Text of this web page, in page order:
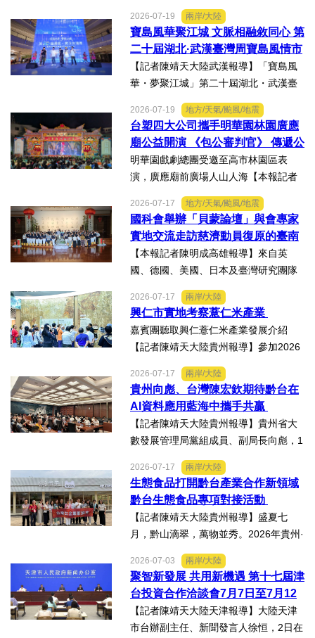
市議員李雨庭順利當選中執委。李雨庭
表示，能夠獲得黨內同志的肯定與支
持，深感榮幸，也肩負更重大的責任，
未來將秉持初心，做好黨與地...
2026-07-19 兩岸/大陸
寶島風華聚江城 文脈相融敘同心 第
二十屆湖北·武漢臺灣周寶島風情市
集暨文化交流之夜在漢溫情上演
【記者陳靖天大陸武漢報導】「寶島風
華・夢聚江城」第二十屆湖北・武漢臺
灣周寶島風情市集暨文化交流之夜，7月
16日晚上在武漢武商夢時代一樓中庭溫
情上演，歌聲文脈聯結兩地，這場融美
食、文創、歌舞、匠人分享...
2026-07-19 地方/天氣/颱風/地震
台塑四大公司攜手明華園林園廣應
廟公益開演 《包公審判官》 傳遞公
義與自省精神
明華園戲劇總團受邀至高市林園區表
演，廣應廟前廣場人山人海【本報記者
陳明成高雄報導】台塑、南亞、台化及
台塑石化等四大公司邀請由當家小生孫
翠鳳領軍的明華園戲劇總團，周末晚在
高雄市林園區廣應廟公益演...
2026-07-17 地方/天氣/颱風/地震
國科會舉辦「貝蒙論壇」與會專家
實地交流走訪慈濟動員復原的臺南
楠西地震及丹娜絲風災區
【本報記者陳明成高雄報導】來自英
國、德國、美國、日本及臺灣研究團隊
及國際評審專家所參與為期四天，由國
科會舉辦的「貝蒙論壇」，實地交流活
動走訪臺南楠西地震及丹娜絲風災區，
慈濟動員資金與萬人次的復原...
2026-07-17 兩岸/大陸
興仁市實地考察薏仁米產業
嘉賓團聽取興仁薏仁米產業發展介紹
【記者陳靖天大陸貴州報導】參加2026
貴州·臺灣經貿交流合作懇談會、黔台特
色產業助力鄉村振興對接會的臺灣嘉賓
組團，7月15日，到興仁市實地考察，深
入調研興仁薏仁米...
2026-07-17 兩岸/大陸
貴州向彪、台灣陳宏欽期待黔台在
AI資料應用藍海中攜手共贏
【記者陳靖天大陸貴州報導】貴州省大
數發展管理局黨組成員、副局長向彪，1
4日，在2026年貴州・臺灣經貿交流合
作懇談會黔台大數據與人工智能產業對
接會上表示，召開黔台大數據與人工智
能產業對接會，旨在搭建兩...
2026-07-17 兩岸/大陸
生態食品打開黔台產業合作新領域
黔台生態食品專項對接活動
【記者陳靖天大陸貴州報導】盛夏七
月，黔山滴翠，萬物並秀。2026年貴州·
臺灣經貿交流合作懇談會「黔台生態食
品專項對接活動」於7月13日至16日舉
行。近30名台商代表跨海而來，踏訪貴
州生態食品產業一線，...
2026-07-03 兩岸/大陸
聚智新發展 共用新機遇 第十七屆津
台投資合作洽談會7月7日至7月12
日在天津舉辦
【記者陳靖天大陸天津報導】大陸天津
市台辦副主任、新聞發言人徐恒，2日在